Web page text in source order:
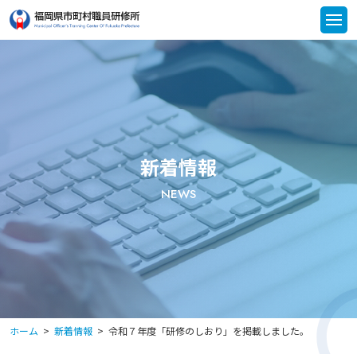
新着情報
NEWS
ホーム 新着情報 令和７年度「研修のしおり」を掲載しました。